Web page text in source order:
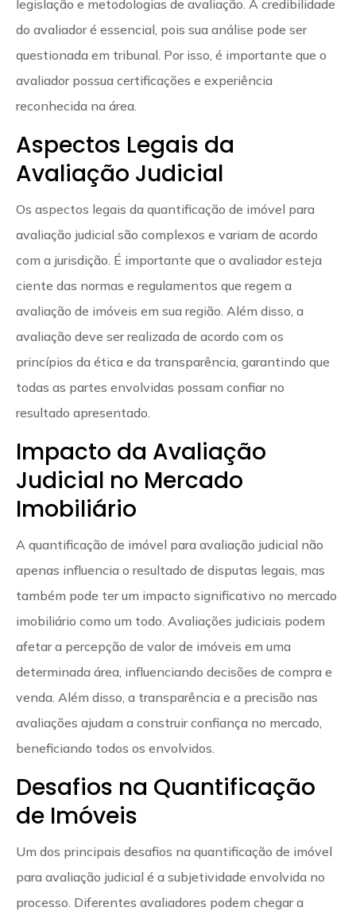
legislação e metodologias de avaliação. A credibilidade
do avaliador é essencial, pois sua análise pode ser
questionada em tribunal. Por isso, é importante que o
avaliador possua certificações e experiência
reconhecida na área.
Aspectos Legais da
Avaliação Judicial
Os aspectos legais da quantificação de imóvel para
avaliação judicial são complexos e variam de acordo
com a jurisdição. É importante que o avaliador esteja
ciente das normas e regulamentos que regem a
avaliação de imóveis em sua região. Além disso, a
avaliação deve ser realizada de acordo com os
princípios da ética e da transparência, garantindo que
todas as partes envolvidas possam confiar no
resultado apresentado.
Impacto da Avaliação
Judicial no Mercado
Imobiliário
A quantificação de imóvel para avaliação judicial não
apenas influencia o resultado de disputas legais, mas
também pode ter um impacto significativo no mercado
imobiliário como um todo. Avaliações judiciais podem
afetar a percepção de valor de imóveis em uma
determinada área, influenciando decisões de compra e
venda. Além disso, a transparência e a precisão nas
avaliações ajudam a construir confiança no mercado,
beneficiando todos os envolvidos.
Desafios na Quantificação
de Imóveis
Um dos principais desafios na quantificação de imóvel
para avaliação judicial é a subjetividade envolvida no
processo. Diferentes avaliadores podem chegar a